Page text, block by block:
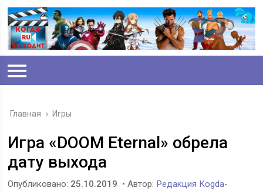
Главная › Игры
Игра «DOOM Eternal» обрела
дату выхода
Опубликовано: 25.10.2019 • Автор: Редакция Kogda-